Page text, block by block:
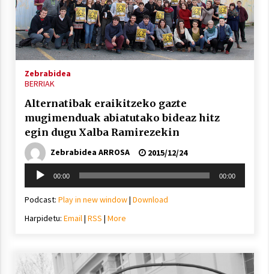
Berria egunkarian elkarrizketa
Hala Bedi irratiko Hizpidea saioan
Arrosaren 20 urteez
2021/07/01
Zebrabidea
BERRIAK
Alternatibak eraikitzeko gazte
mugimenduak abiatutako bideaz hitz
egin dugu Xalba Ramirezekin
Zebrabidea ARROSA
2015/12/24
Soinu
erreproduzigailua
00:00 00:00
Podcast: Play in new window| Download
Harpidetu: Email| RSS | More